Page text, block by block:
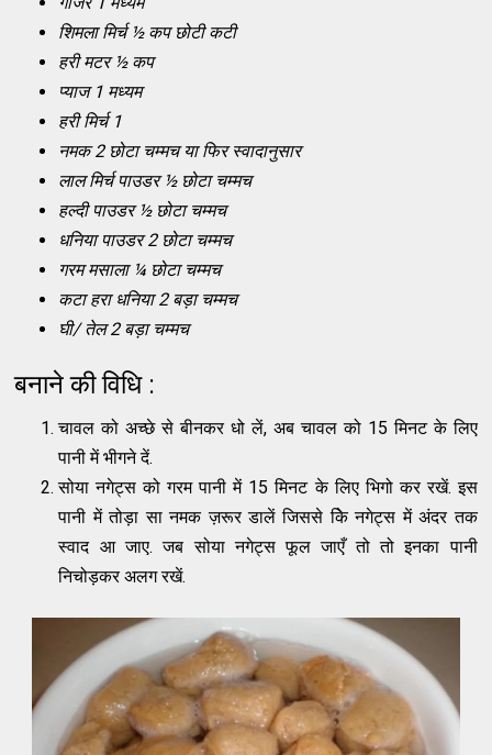
शिमला मिर्च ½ कप छोटी कटी
हरी मटर ½ कप
प्याज 1 मध्यम
हरी मिर्च 1
नमक 2 छोटा चम्मच या फिर स्वादानुसार
लाल मिर्च पाउडर ½ छोटा चम्मच
हल्दी पाउडर ½ छोटा चम्मच
धनिया पाउडर 2 छोटा चम्मच
गरम मसाला ¼ छोटा चम्मच
कटा हरा धनिया 2 बड़ा चम्मच
घी/ तेल 2 बड़ा चम्मच
बनाने की विधि :
चावल को अच्छे से बीनकर धो लें, अब चावल को 15 मिनट के लिए
पानी में भीगने दें.
सोया नगेट्स को गरम पानी में 15 मिनट के लिए भिगो कर रखें. इस
पानी में तोड़ा सा नमक ज़रूर डालें जिससे किे नगेट्स में अंदर तक
स्वाद आ जाए. जब सोया नगेट्स फूल जाएँ तो तो इनका पानी
निचोड़कर अलग रखें.